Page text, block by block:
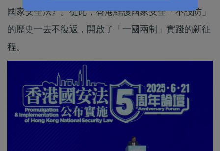
國家安全法》。從此，香港維護國家安全「不設防」
的歷史一去不復返，開啟了「一國兩制」實踐的新征
程。